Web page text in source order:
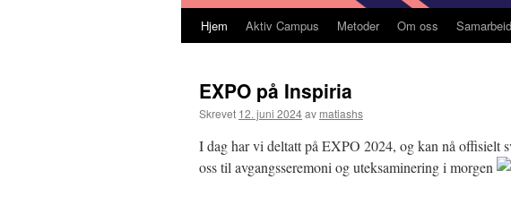
Hjem Aktiv Campus Metoder Om oss
EXPO på Inspiria
Skrevet 12. juni 2024av matiashs
I dag har vi deltatt på EXPO 2024, og kan nå offisielt
oss til avgangsseremoni og uteksaminering i morgen